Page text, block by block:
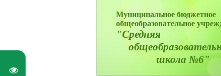
Муниципальное бюджетное
общеобразовательное
"Средняя
школа №6"